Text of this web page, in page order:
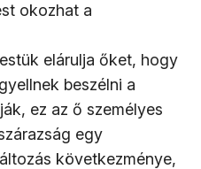
okozhat a
elárulja őket, hogy
beszélni a
ez az ő személyes
egy
következménye,